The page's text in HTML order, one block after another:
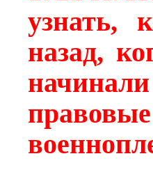
узнать,
назад,